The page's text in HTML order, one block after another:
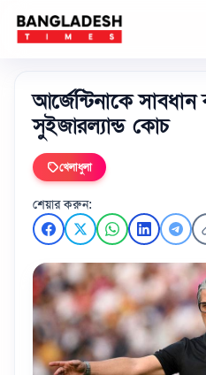
আর্জেন্টিনাকে
সুইজারল্যান্ড কোচ
খেলাধুলা
শেয়ার করুন: